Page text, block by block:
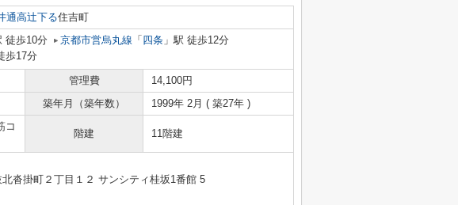
通高辻下る住吉町
徒歩10分 京都市営烏丸線 「 四条 」駅 徒歩12分
歩17分
管理費
14,100円
築年月（築年数） 1999年 2月 ( 築27年 )
コ
階建 11階建
沓掛町２丁目１２ サンシティ桂坂1番館 5